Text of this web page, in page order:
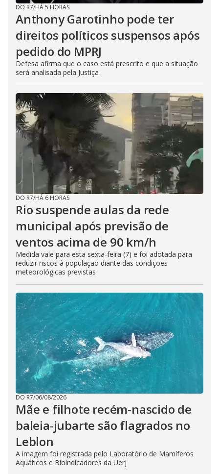
DO R7/HÁ 5 HORAS
Anthony Garotinho pode ter
direitos políticos suspensos após
pedido do MPRJ
Defesa afirma que o caso está prescrito e que a situação
será analisada pela Justiça
DO R7/HÁ 6 HORAS
Rio suspende aulas da rede
municipal após previsão de
ventos acima de 90 km/h
Medida vale para esta sexta-feira (7) e foi adotada para
reduzir riscos à população diante das condições
meteorológicas previstas
DO R7/06/08/2026
Mãe e filhote recém-nascido de
baleia-jubarte são flagrados no
Leblon
A imagem foi registrada pelo Laboratório de Mamíferos
Aquáticos e Bioindicadores da Uerj